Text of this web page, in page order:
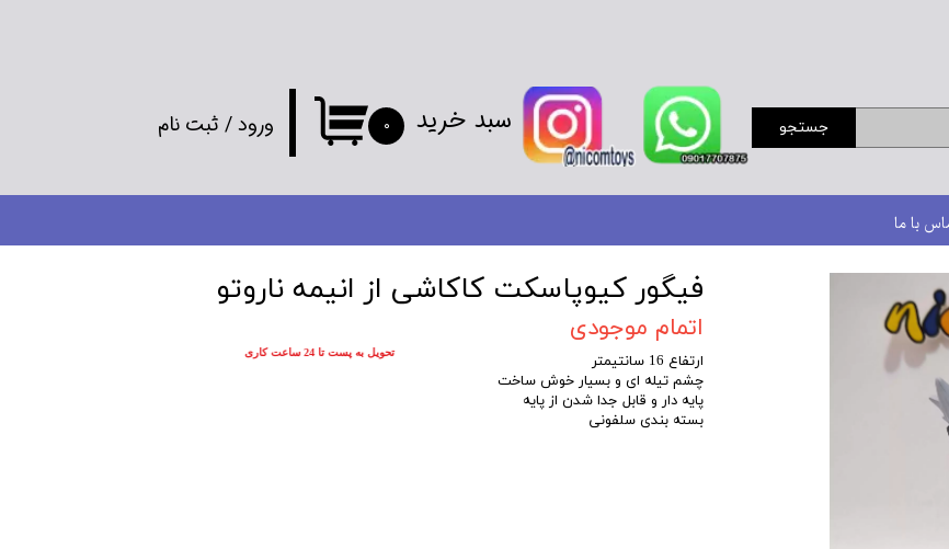
ورود/ ثبت نام جستجو ۰ سبد خرید
با ما
فیگور کیوپاسکت کاکاشی از انیمه ناروتو
اتمام موجودی
ارتفاع 16 سانتیمتر
چشم تیله ای و بسیار خوش ساخت
پایه دار و قابل جدا شدن از پایه
بسته بندی سلفونی
تحویل به پست تا 24 ساعت کاری